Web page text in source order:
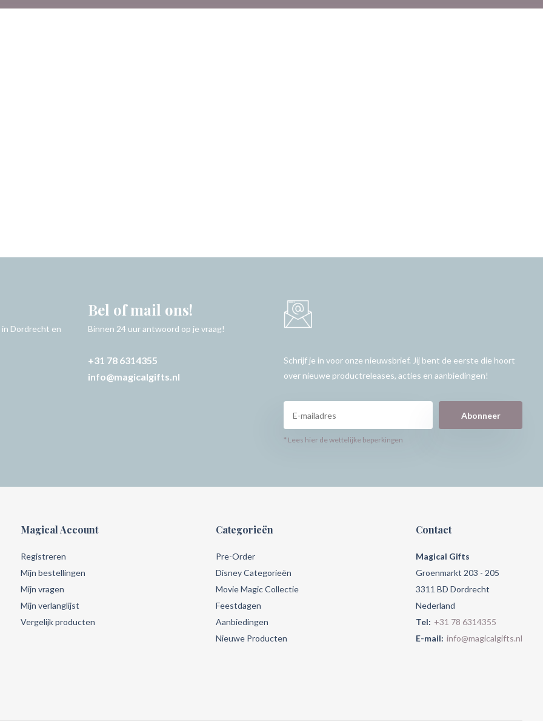
Dordrecht en
Bel of mail ons!
Binnen 24 uur antwoord op je vraag!
+31 78 6314355
info@magicalgifts.nl
Schrijf je in voor onze nieuwsbrief. Jij bent de eerste die hoort
over nieuwe productreleases, acties en aanbiedingen!
Abonneer
* Lees hier de wettelijke beperkingen
Magical Account
Registreren
Mijn bestellingen
Mijn vragen
Mijn verlanglijst
Vergelijk producten
Categorieën
Pre-Order
Disney Categorieën
Movie Magic Collectie
Feestdagen
Aanbiedingen
Nieuwe Producten
Contact
Magical Gifts
Groenmarkt 203 - 205
3311 BD Dordrecht
Nederland
Tel: +31 78 6314355
E-mail: info@magicalgifts.nl